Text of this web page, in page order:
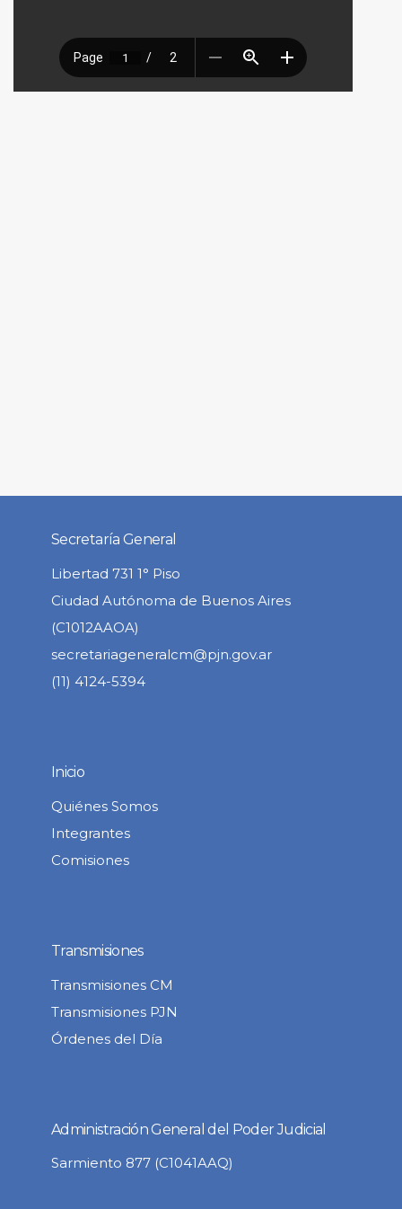
Secretaría General
Libertad 731 1° Piso
Ciudad Autónoma de Buenos Aires
(C1012AAOA)
secretariageneralcm@pjn.gov.ar
(11) 4124-5394
Inicio
Quiénes Somos
Integrantes
Comisiones
Transmisiones
Transmisiones CM
Transmisiones PJN
Órdenes del Día
Administración General del Poder Judicial
Sarmiento 877 (C1041AAQ)